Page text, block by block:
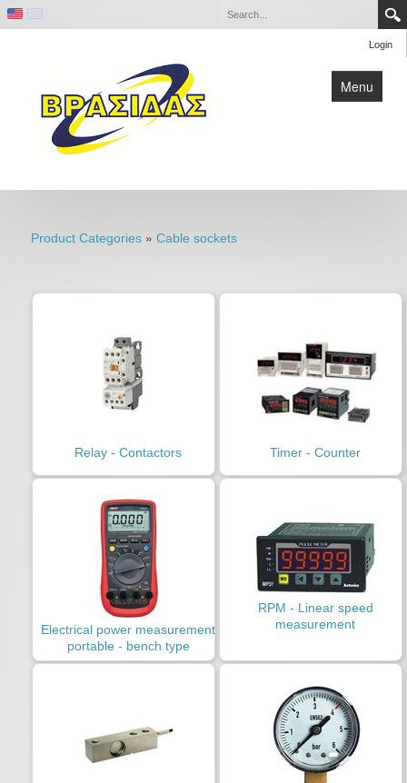
Login
Menu
Home
Product Categories »Cable sockets
Relay - Contactors Timer - Counter
Electrical power measurement
portable - bench type
RPM - Linear speed
measurement